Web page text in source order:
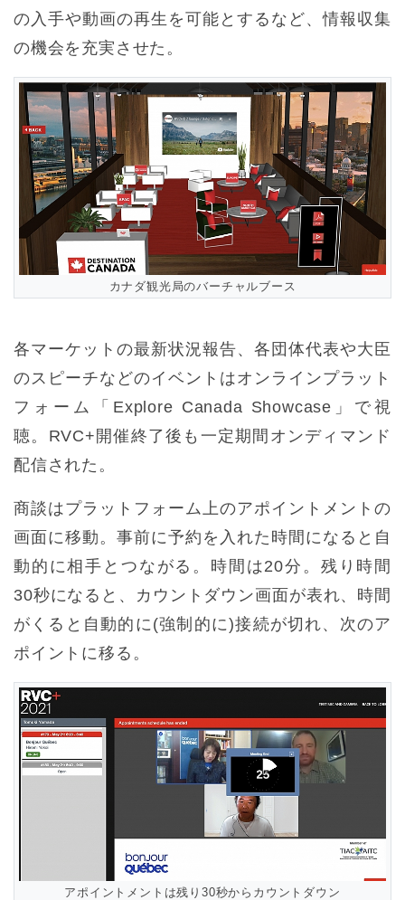
の入手や動画の再生を可能とするなど、情報収集
の機会を充実させた。
カナダ観光局のバーチャルブース
各マーケットの最新状況報告、各団体代表や大臣
のスピーチなどのイベントはオンラインプラット
フォーム「Explore Canada Showcase」で視
聴。RVC+開催終了後も一定期間オンディマンド
配信された。
商談はプラットフォーム上のアポイントメントの
画面に移動。事前に予約を入れた時間になると自
動的に相手とつながる。時間は20分。残り時間
30秒になると、カウントダウン画面が表れ、時間
がくると自動的に(強制的に)接続が切れ、次のア
ポイントに移る。
アポイントメントは残り30秒からカウントダウン